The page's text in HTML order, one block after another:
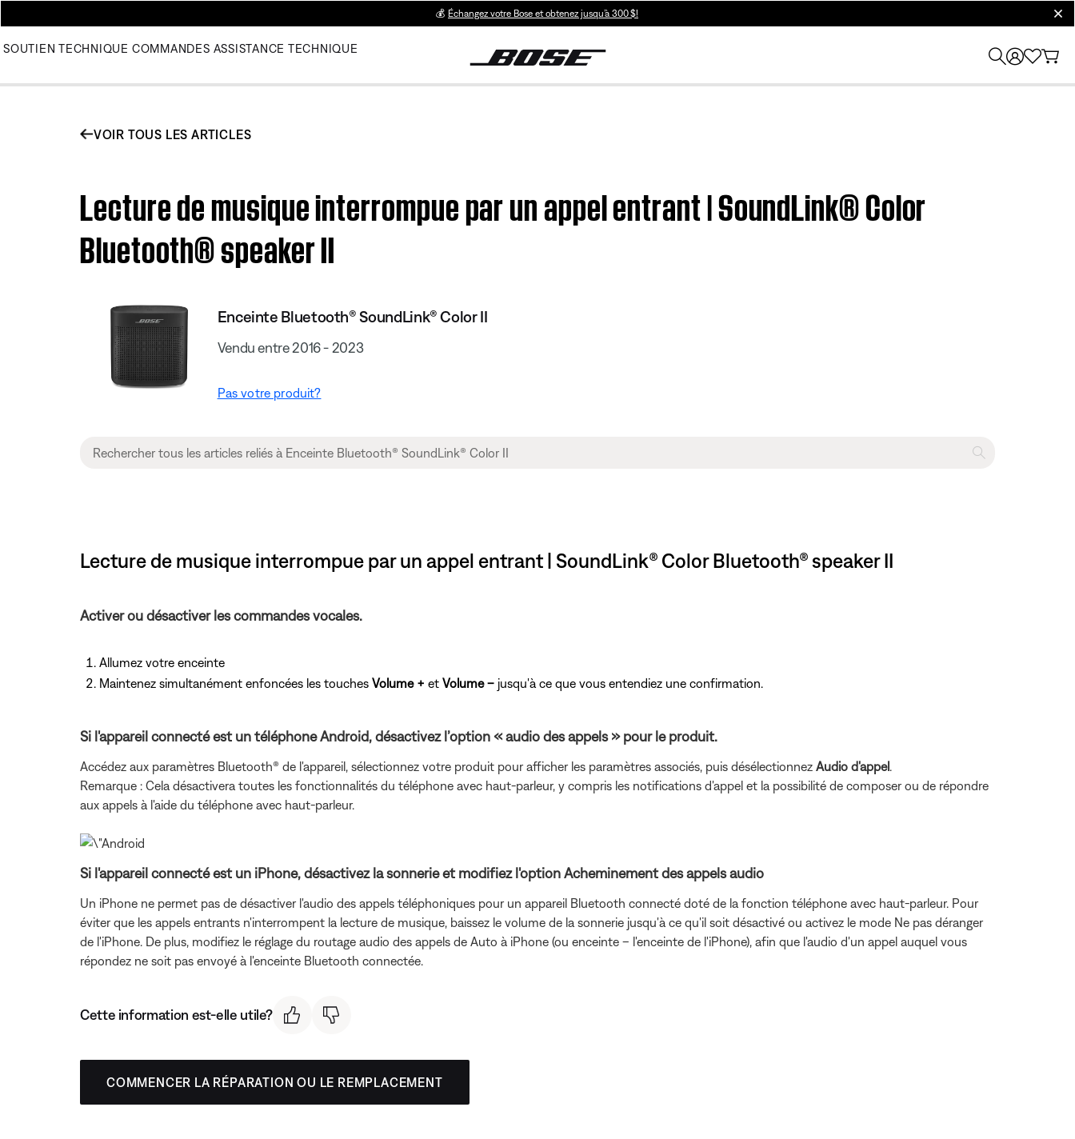
💰 Échangez votre Bose et obtenez jusqu’à 300 $!
SOUTIEN TECHNIQUE COMMANDES ASSISTANCE TECHNIQUE
VOIR TOUS LES ARTICLES
Lecture de musique interrompue par un appel entrant | SoundLink® Color
Bluetooth® speaker II
Enceinte Bluetooth® SoundLink® Color II
Vendu entre 2016 - 2023
Pas votre produit?
Lecture de musique interrompue par un appel entrant | SoundLink® Color Bluetooth® speaker II
Activer ou désactiver les commandes vocales.
Allumez votre enceinte
Maintenez simultanément enfoncées les touches Volume + et Volume – jusqu'à ce que vous entendiez une confirmation.
Si l'appareil connecté est un téléphone Android, désactivez l’option « audio des appels » pour le produit.
Accédez aux paramètres Bluetooth® de l'appareil, sélectionnez votre produit pour afficher les paramètres associés, puis désélectionnez Audio d'appel
Remarque : Cela désactivera toutes les fonctionnalités du téléphone avec haut-parleur, y compris les notifications d'appel et la possibilité de composer ou de répondre
aux appels à l'aide du téléphone avec haut-parleur.
Si l'appareil connecté est un iPhone, désactivez la sonnerie et modifiez l'option Acheminement des appels audio
Un iPhone ne permet pas de désactiver l'audio des appels téléphoniques pour un appareil Bluetooth connecté doté de la fonction téléphone avec haut-parleur. Pour
éviter que les appels entrants n'interrompent la lecture de musique, baissez le volume de la sonnerie jusqu'à ce qu'il soit désactivé ou activez le mode Ne pas déranger
de l'iPhone. De plus, modifiez le réglage du routage audio des appels de Auto à iPhone (ou enceinte – l'enceinte de l'iPhone), afin que l'audio d'un appel auquel vous
répondez ne soit pas envoyé à l'enceinte Bluetooth connectée.
Cette information est-elle utile?
COMMENCER LA RÉPARATION OU LE REMPLACEMENT